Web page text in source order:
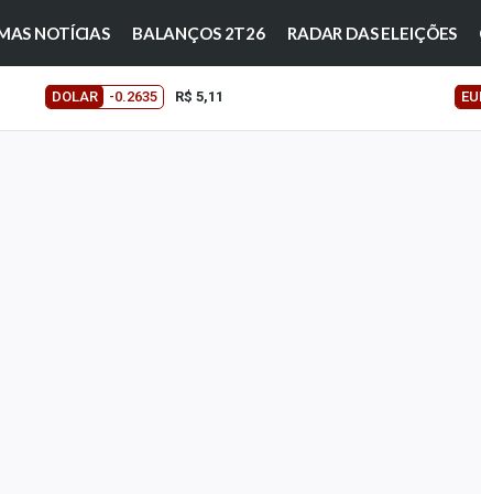
NOTÍCIAS BALANÇOS 2T26 RADAR DAS ELEIÇÕES
DOLAR -0.2635 R$ 5,11